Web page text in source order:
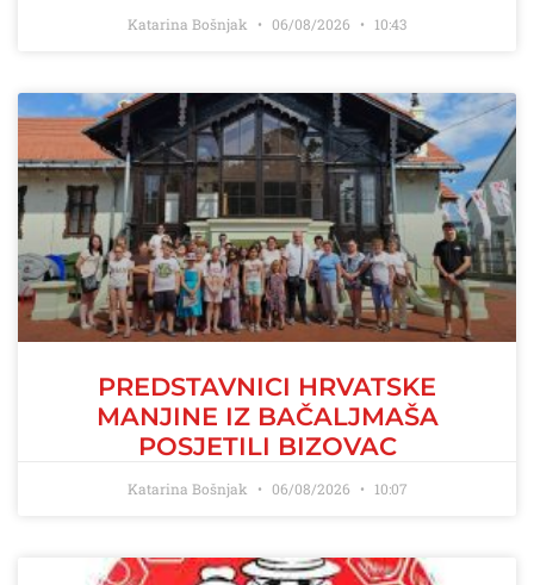
Katarina Bošnjak 06/08/2026 10:43
PREDSTAVNICI HRVATSKE
MANJINE IZ BAČALJMAŠA
POSJETILI BIZOVAC
Katarina Bošnjak 06/08/2026 10:07